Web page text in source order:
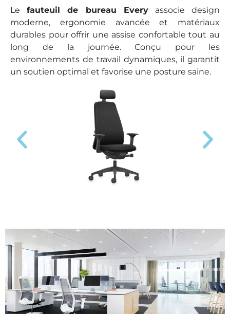
Lefauteuil de bureau Everyassocie design
moderne, ergonomie avancée et matériaux
durables pour offrir une assise confortable tout au
long de la journée. Conçu pour les
environnements de travail dynamiques, il garantit
un soutien optimal et favorise une posture saine.